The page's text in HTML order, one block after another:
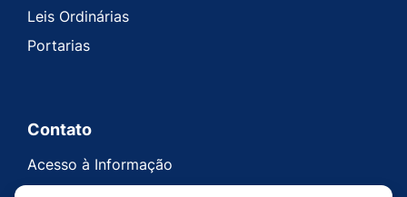
Leis Ordinárias
Portarias
Contato
Acesso à Informação